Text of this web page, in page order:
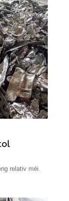
relativ méi.